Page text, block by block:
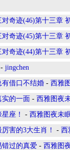
奇迹(46)第十三章
奇迹(45)第十三章
奇迹(44)第十三章
- jingchen
借口不结婚 - 西雅
实的一面 - 西雅图夜
座！ - 西雅图夜未
害的3大生肖！ - 西
错过的真爱 - 西雅图